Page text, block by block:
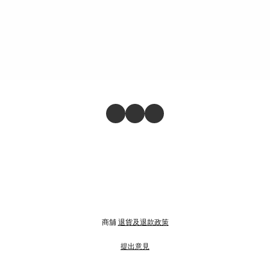
商舖 退貨及退款政策
提出意見